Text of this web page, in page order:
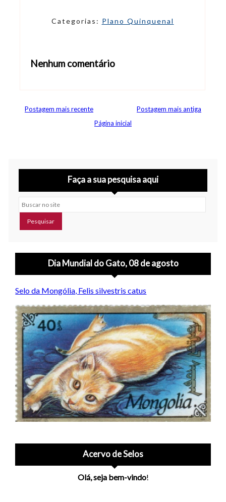
Categorias: Plano Quinquenal
Nenhum comentário
Postagem mais recente
Postagem mais antiga
Página inicial
Faça a sua pesquisa aqui
Buscar no site
Dia Mundial do Gato, 08 de agosto
Selo da Mongólia, Felis silvestris catus
Acervo de Selos
Olá, seja bem-vindo!